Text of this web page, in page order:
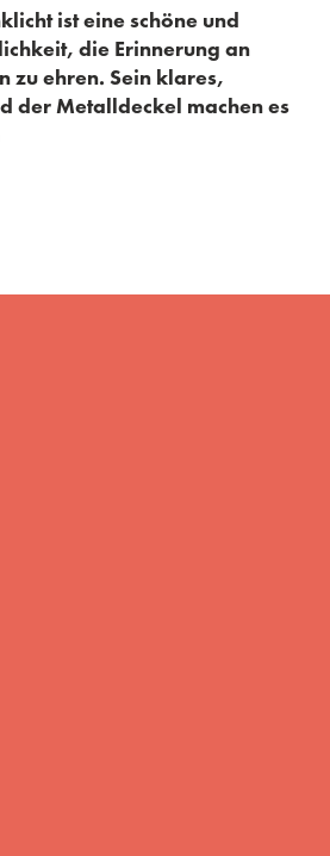
ist eine schöne und
die Erinnerung an
zu ehren. Sein klares,
der Metalldeckel machen es